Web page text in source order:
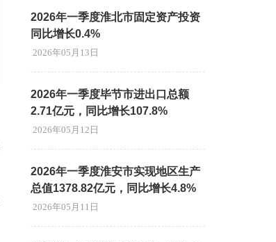
2026年一季度淮北市固定资产投资
同比增长0.4%
2026年05月13日
2026年一季度毕节市进出口总额
2.71亿元，同比增长107.8%
2026年05月12日
2026年一季度淮安市实现地区生产
总值1378.82亿元，同比增长4.8%
2026年05月11日